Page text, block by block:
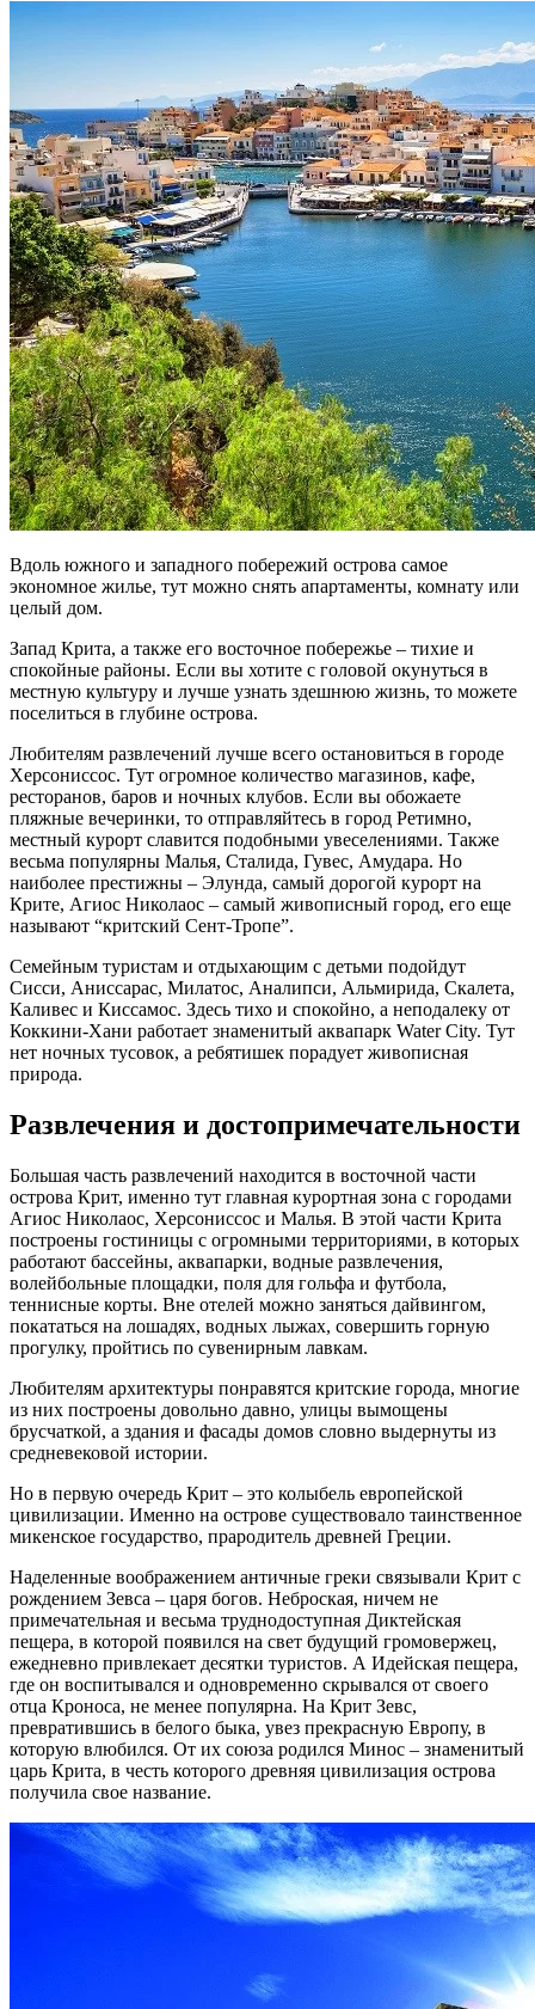
Вдоль южного и западного побережий острова самое
экономное жилье, тут можно снять апартаменты, комнату или
целый дом.
Запад Крита, а также его восточное побережье – тихие и
спокойные районы. Если вы хотите с головой окунуться в
местную культуру и лучше узнать здешнюю жизнь, то можете
поселиться в глубине острова.
Любителям развлечений лучше всего остановиться в городе
Херсониссос. Тут огромное количество магазинов, кафе,
ресторанов, баров и ночных клубов. Если вы обожаете
пляжные вечеринки, то отправляйтесь в город Ретимно,
местный курорт славится подобными увеселениями. Также
весьма популярны Малья, Сталида, Гувес, Амудара. Но
наиболее престижны – Элунда, самый дорогой курорт на
Крите, Агиос Николаос – самый живописный город, его еще
называют “критский Сент-Тропе”.
Семейным туристам и отдыхающим с детьми подойдут
Сисси, Аниссарас, Милатос, Аналипси, Альмирида, Скалета,
Каливес и Киссамос. Здесь тихо и спокойно, а неподалеку от
Коккини-Хани работает знаменитый аквапарк Water City. Тут
нет ночных тусовок, а ребятишек порадует живописная
природа.
Развлечения и достопримечательности
Большая часть развлечений находится в восточной части
острова Крит, именно тут главная курортная зона с городами
Агиос Николаос, Херсониссос и Малья. В этой части Крита
построены гостиницы с огромными территориями, в которых
работают бассейны, аквапарки, водные развлечения,
волейбольные площадки, поля для гольфа и футбола,
теннисные корты. Вне отелей можно заняться дайвингом,
покататься на лошадях, водных лыжах, совершить горную
прогулку, пройтись по сувенирным лавкам.
Любителям архитектуры понравятся критские города, многие
из них построены довольно давно, улицы вымощены
брусчаткой, а здания и фасады домов словно выдернуты из
средневековой истории.
Но в первую очередь Крит – это колыбель европейской
цивилизации. Именно на острове существовало таинственное
микенское государство, прародитель древней Греции.
Наделенные воображением античные греки связывали Крит с
рождением Зевса – царя богов. Неброская, ничем не
примечательная и весьма труднодоступная Диктейская
пещера, в которой появился на свет будущий громовержец,
ежедневно привлекает десятки туристов. А Идейская пещера,
где он воспитывался и одновременно скрывался от своего
отца Кроноса, не менее популярна. На Крит Зевс,
превратившись в белого быка, увез прекрасную Европу, в
которую влюбился. От их союза родился Минос – знаменитый
царь Крита, в честь которого древняя цивилизация острова
получила свое название.